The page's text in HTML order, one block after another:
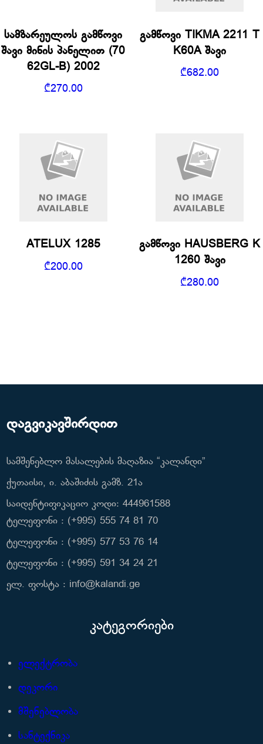
სამზარეულოს გამწოვი
შავი მინის პანელით (70
62GL-B) 2002
₾270.00
გამწოვი TIKMA 2211 T
K60A შავი
₾682.00
ATELUX 1285
₾200.00
გამწოვი HAUSBERG K
1260 შავი
₾280.00
დაგვიკავშირდით
სამშენებლო მასალების მაღაზია “კალანდი”
ქუთაისი, ი. აბაშიძის გამზ. 21ა
საიდენტიფიკაციო კოდი: 444961588
ტელეფონი : (+995) 555 74 81 70
ტელეფონი : (+995) 577 53 76 14
ტელეფონი : (+995) 591 34 24 21
ელ. ფოსტა : info@kalandi.ge
კატეგორიები
ელექტრობა
დეკორი
მშენებლობა
სანტექნიკა